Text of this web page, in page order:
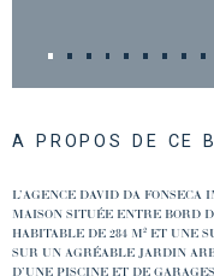
A PROPOS DE CE
L’AGENCE DAVID DA FONSECA
MAISON SITUÉE ENTRE BORD
HABITABLE DE 284 M² ET UNE
SUR UN AGRÉABLE JARDIN
D’UNE PISCINE ET DE